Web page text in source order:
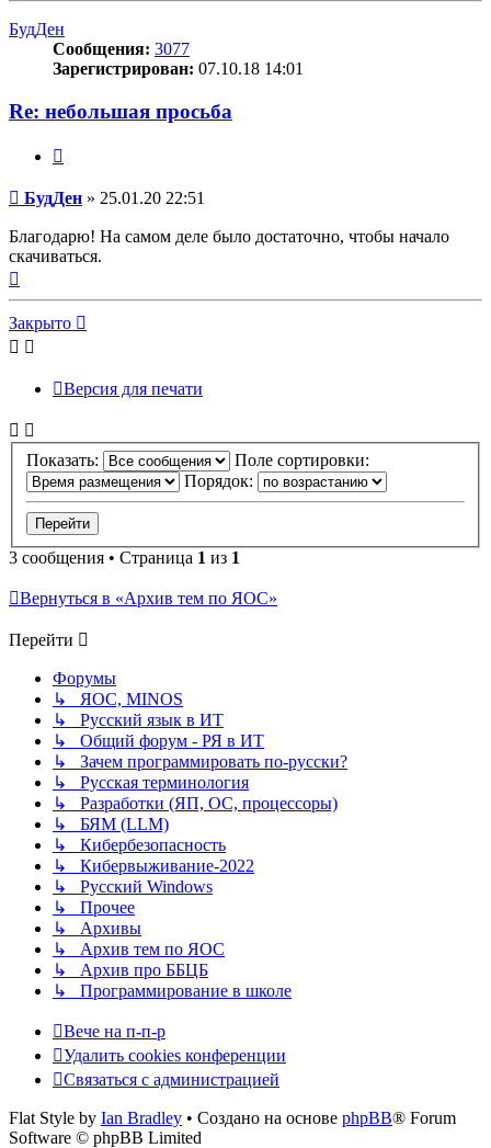
БудДен
Сообщения: 3077
Зарегистрирован: 07.10.18 14:01
Re: небольшая просьба
Сообщение
БудДен » 25.01.20 22:51
Благодарю! На самом деле было достаточно, чтобы начало
скачиваться.
Закрыто
Версия для печати
Показать:
Поле сортировки:
Порядок:
3 сообщения • Страница 1 из 1
Вернуться в «Архив тем по ЯОС»
Перейти
Форумы
↳ ЯОС, MINOS
↳ Русский язык в ИТ
↳ Общий форум - РЯ в ИТ
↳ Зачем программировать по-русски?
↳ Русская терминология
↳ Разработки (ЯП, ОС, процессоры)
↳ БЯМ (LLM)
↳ Кибербезопасность
↳ Кибервыживание-2022
↳ Русский Windows
↳ Прочее
↳ Архивы
↳ Архив тем по ЯОС
↳ Архив про ББЦБ
↳ Программирование в школе
Вече на п-п-р
Удалить cookies конференции
Связаться с администрацией
Flat Style by Ian Bradley • Создано на основе phpBB® Forum
Software © phpBB Limited